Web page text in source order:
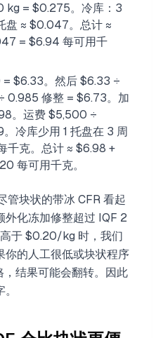
= $0.275。冷库：3
盘 ≈ $0.047。总计 ≈
= $6.94 每可用千
$6.33。然后 $6.33 ÷
0.985 修整 = $6.73。加
。运费 $5,500 ÷
冷库少用 1 托盘在 3 周
千克。总计 ≈ $6.98 +
每可用千克。
管块状的带冰 CFR 看起
外化冻加修整超过 IQF 2
于 $0.20/kg 时，我们
你的人工很低或块状程序
结果可能会翻转。因此